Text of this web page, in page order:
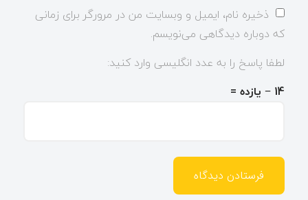
ذخیره نام، ایمیل و وبسایت من در مرورگر برای زمانی
که دوباره دیدگاهی می‌نویسم.
لطفا پاسخ را به عدد انگلیسی وارد کنید:
14 − یازده =